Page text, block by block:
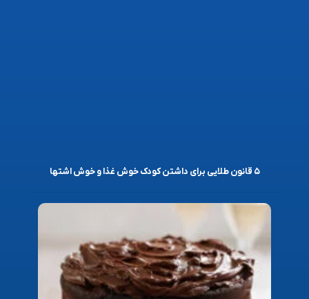
۵ قانون طلایی برای داشتن کودک خوش غذا و خوش اشتها